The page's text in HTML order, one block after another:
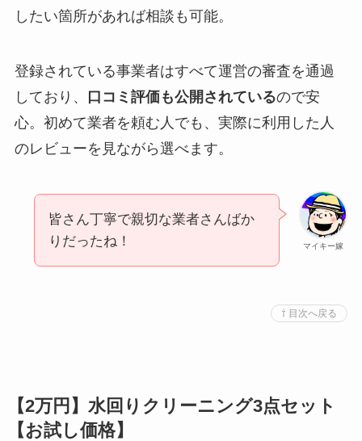
したい箇所があれば相談も可能。
登録されている事業者はすべて運営の審査を通過
しており、
口コミ評価も公開されているので安
心。初めて業者を頼む人でも、実際に利用した人
のレビューを見ながら選べます。
マイキー嫁
皆さん丁寧で親切な業者さんばか
りだったね！
⇧ 目次へ戻る
【2万円】水回りクリーニング3点セット
【お試し価格】